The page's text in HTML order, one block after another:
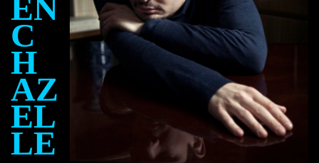
EN
C
H
AZ
EL
LE